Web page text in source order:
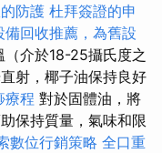
防護 杜拜簽證的申
備回收推薦，為舊設
（介於18-25攝氏度之
射，椰子油保持良好
療程 對於固體油，將
保持質量，氣味和限
數位行銷策略 全口重